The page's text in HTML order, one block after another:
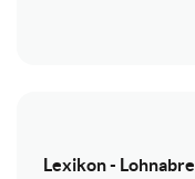
Lexikon -